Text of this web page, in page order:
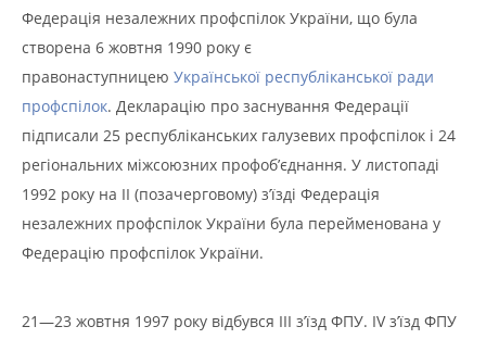
Федерація незалежних профспілок України, що була
створена 6 жовтня 1990 року є
правонаступницею Української республіканської ради
профспілок. Декларацію про заснування Федерації
підписали 25 республіканських галузевих профспілок і 24
регіональних міжсоюзних профоб’єднання. У листопаді
1992 року на II (позачерговому) з’їзді Федерація
незалежних профспілок України була перейменована у
Федерацію профспілок України.
21—23 жовтня 1997 року відбувся III з’їзд ФПУ. IV з’їзд ФПУ